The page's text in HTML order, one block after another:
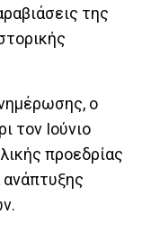
της
ο
τον Ιούνιο
προεδρίας
ανάπτυξης